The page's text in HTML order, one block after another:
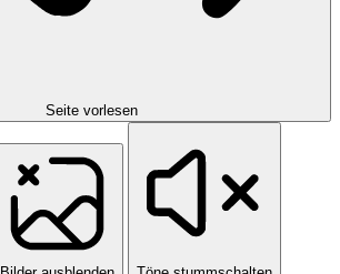
Seite vorlesen